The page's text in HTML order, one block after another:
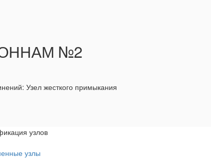
№2
Узел жесткого примыкания
узлов
узлы